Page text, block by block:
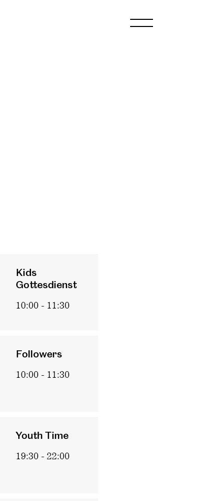
Kids Gottesdienst
Babys
Kids
Gottesdienst
10:00 - 11:30
Followers
10:00 - 11:30
Youth Time
19:30 - 22:00